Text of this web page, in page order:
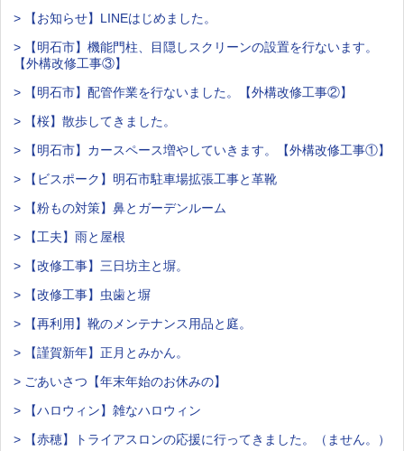
> 【お知らせ】LINEはじめました。
> 【明石市】機能門柱、目隠しスクリーンの設置を行ないます。
【外構改修工事③】
> 【明石市】配管作業を行ないました。【外構改修工事②】
> 【桜】散歩してきました。
> 【明石市】カースペース増やしていきます。【外構改修工事①】
> 【ビスポーク】明石市駐車場拡張工事と革靴
> 【粉もの対策】鼻とガーデンルーム
> 【工夫】雨と屋根
> 【改修工事】三日坊主と塀。
> 【改修工事】虫歯と塀
> 【再利用】靴のメンテナンス用品と庭。
> 【謹賀新年】正月とみかん。
> ごあいさつ【年末年始のお休みの】
> 【ハロウィン】雑なハロウィン
> 【赤穂】トライアスロンの応援に行ってきました。（ません。）